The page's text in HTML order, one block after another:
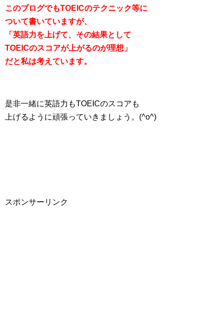
このブログでもTOEICのテクニック等に
ついて書いていますが、
「英語力を上げて、その結果として
TOEICのスコアが上がるのが理想」
だと私は考えています。
是非一緒に英語力もTOEICのスコアも
上げるように頑張っていきましょう。(^o^)
スポンサーリンク